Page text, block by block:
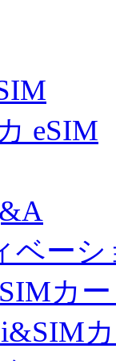
eSIM
ベー
カ